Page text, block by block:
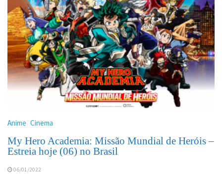
Anime Cinema
My Hero Academia: Missão Mundial de Heróis –
Estreia hoje (06) no Brasil
06/01/2022